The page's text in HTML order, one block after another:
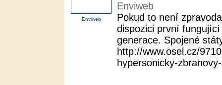
Enviweb
Enviweb
Pokud to není
dispozici první
generace. Spojené
http://www.osel.cz/
hypersonicky-